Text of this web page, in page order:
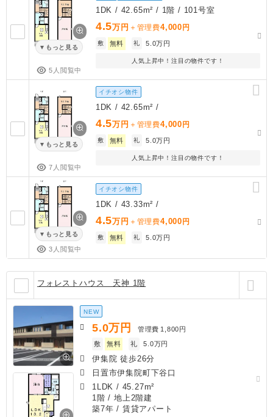
もっと見る
5人閲覧中
1DK / 42.65m² / 1階 / 101号室
4.5万円 ＋管理費4,000 円
敷 無料 礼 5.0万円
人気上昇中！注目の物件です！
もっと見る
7人閲覧中
イチオシ物件
1DK / 42.65m² /
4.5万円 ＋管理費4,000 円
敷 無料 礼 5.0万円
人気上昇中！注目の物件です！
もっと見る
3人閲覧中
イチオシ物件
1DK / 43.33m² /
4.5万円 ＋管理費4,000 円
敷 無料 礼 5.0万円
フォレストハウス 天神 1階
NEW
5.0万円 管理費 1,800円
敷
無料 礼 5.0万円
伊集院 徒歩26分
日置市伊集院町下谷口
1LDK / 45.27m²
1階 / 地上2階建
築7年 / 賃貸アパート